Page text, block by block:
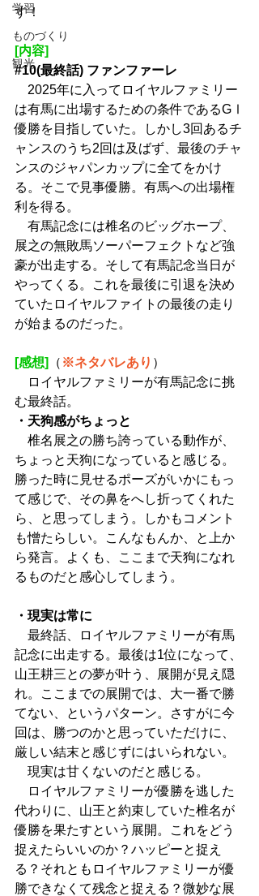
学習
ものづくり
観光
す！
[内容]
#10(最終話) ファンファーレ
2025年に入ってロイヤルファミリー
は有馬に出場するための条件であるGⅠ
優勝を目指していた。しかし3回あるチ
ャンスのうち2回は及ばず、最後のチャ
ンスのジャパンカップに全てをかけ
る。そこで見事優勝。有馬への出場権
利を得る。
有馬記念には椎名のビッグホープ、
展之の無敗馬ソーパーフェクトなど強
豪が出走する。そして有馬記念当日が
やってくる。これを最後に引退を決め
ていたロイヤルファイトの最後の走り
が始まるのだった。
[感想] （ ※ネタバレあり ）
ロイヤルファミリーが有馬記念に挑
む最終話。
・天狗感がちょっと
椎名展之の勝ち誇っている動作が、
ちょっと天狗になっていると感じる。
勝った時に見せるポーズがいかにもっ
て感じで、その鼻をへし折ってくれた
ら、と思ってしまう。しかもコメント
も憎たらしい。こんなもんか、と上か
ら発言。よくも、ここまで天狗になれ
るものだと感心してしまう。
・現実は常に
最終話、ロイヤルファミリーが有馬
記念に出走する。最後は1位になって、
山王耕三との夢が叶う、展開が見え隠
れ。ここまでの展開では、大一番で勝
てない、というパターン。さすがに今
回は、勝つのかと思っていただけに、
厳しい結末と感じずにはいられない。
現実は甘くないのだと感じる。
ロイヤルファミリーが優勝を逃した
代わりに、山王と約束していた椎名が
優勝を果たすという展開。これをどう
捉えたらいいのか？ハッピーと捉え
る？それともロイヤルファミリーが優
勝できなくて残念と捉える？微妙な展